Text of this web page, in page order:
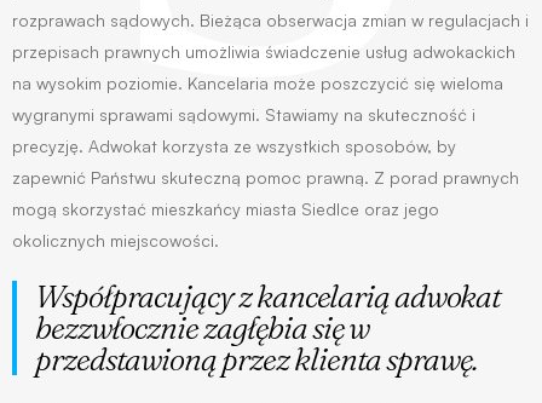
rozprawach sądowych. Bieżąca obserwacja zmian w regulacjach i
przepisach prawnych umożliwia świadczenie usług adwokackich
na wysokim poziomie. Kancelaria może poszczycić się wieloma
wygranymi sprawami sądowymi. Stawiamy na skuteczność i
precyzję. Adwokat korzysta ze wszystkich sposobów, by
zapewnić Państwu skuteczną pomoc prawną. Z porad prawnych
mogą skorzystać mieszkańcy miasta Siedlce oraz jego
okolicznych miejscowości.
Współpracujący z kancelarią adwokat
bezzwłocznie zagłębia się w
przedstawioną przez klienta sprawę.